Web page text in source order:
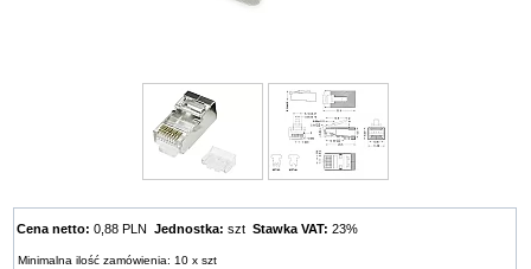
Cena netto: 0,88 PLNJednostka: sztStawka VAT: 23%
Minimalna ilość zamówienia: 10 x szt